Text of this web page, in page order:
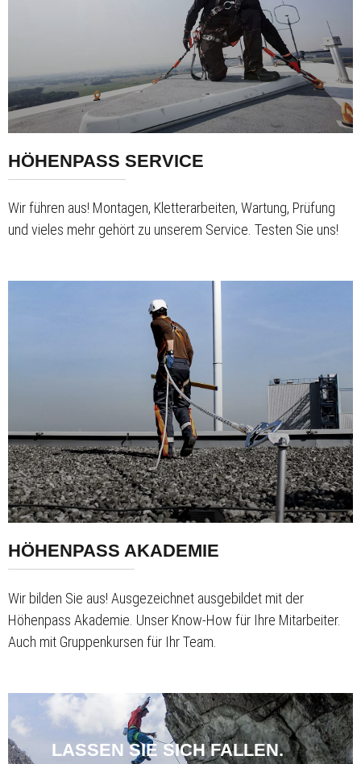
HÖHENPASS SERVICE
Wir führen aus! Montagen, Kletterarbeiten, Wartung, Prüfung
und vieles mehr gehört zu unserem Service. Testen Sie uns!
HÖHENPASS AKADEMIE
Wir bilden Sie aus! Ausgezeichnet ausgebildet mit der
Höhenpass Akademie. Unser Know-How für Ihre Mitarbeiter.
Auch mit Gruppenkursen für Ihr Team.
LASSEN SIE SICH FALLEN.